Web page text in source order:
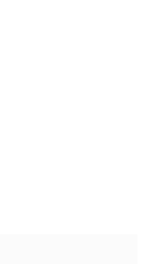
始筹备建
陈瑶 饰）与九门诸